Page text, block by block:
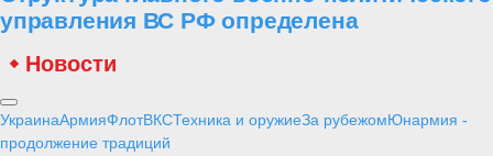
управления ВС РФ определена
Новости
УкраинаАрмияФлотВКСТехника и оружиеЗа рубежомЮнармия -
продолжение традиций